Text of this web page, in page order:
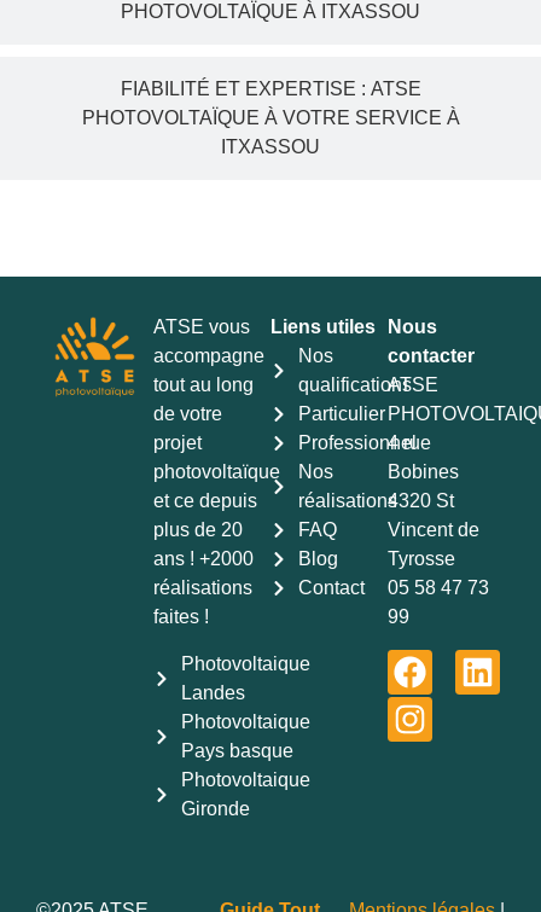
PHOTOVOLTAÏQUE À ITXASSOU
FIABILITÉ ET EXPERTISE : ATSE
PHOTOVOLTAÏQUE À VOTRE SERVICE À
ITXASSOU
ATSE vous
accompagne
tout au long
de votre
projet
photovoltaïque
et ce depuis
plus de 20
ans ! +2000
réalisations
faites !
Photovoltaique
Landes
Photovoltaique
Pays basque
Photovoltaique
Gironde
Liens utiles
Nos
qualifications
Particulier
Professionnel
Nos
réalisations
FAQ
Blog
Contact
Nous
contacter
ATSE
4 rue
Bobines
4320 St
Vincent de
Tyrosse
05 58 47 73
99